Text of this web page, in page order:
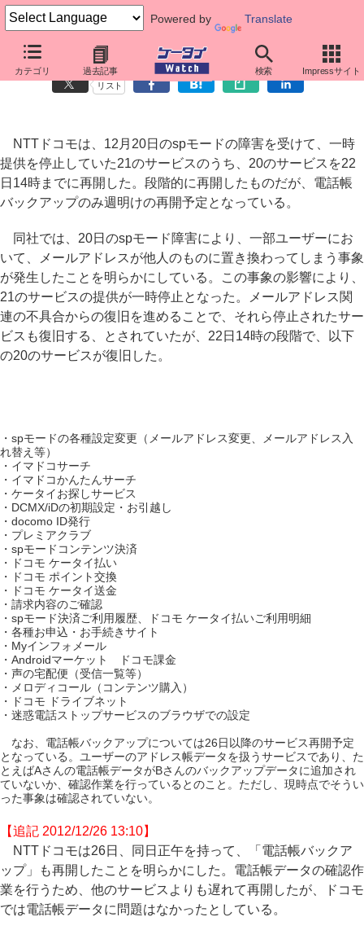
Powered by Translate
カテゴリ 過去記事 検索 Impressサイト
ドコモ、一時停止の関連サービスでほとんどが復旧
リスト
NTTドコモは、12月20日のspモードの障害を受けて、一時
提供を停止していた21のサービスのうち、20のサービスを22
日14時までに再開した。段階的に再開したものだが、電話帳
バックアップのみ週明けの再開予定となっている。
同社では、20日のspモード障害により、一部ユーザーにお
いて、メールアドレスが他人のものに置き換わってしまう事象
が発生したことを明らかにしている。この事象の影響により、
21のサービスの提供が一時停止となった。メールアドレス関
連の不具合からの復旧を進めることで、それら停止されたサー
ビスも復旧する、とされていたが、22日14時の段階で、以下
の20のサービスが復旧した。
・spモードの各種設定変更（メールアドレス変更、メールアドレス入
れ替え等）
・イマドコサーチ
・イマドコかんたんサーチ
・ケータイお探しサービス
・DCMX/iDの初期設定・お引越し
・docomo ID発行
・プレミアクラブ
・spモードコンテンツ決済
・ドコモ ケータイ払い
・ドコモ ポイント交換
・ドコモ ケータイ送金
・請求内容のご確認
・spモード決済ご利用履歴、ドコモ ケータイ払いご利用明細
・各種お申込・お手続きサイト
・Myインフォメール
・Androidマーケット ドコモ課金
・声の宅配便（受信一覧等）
・メロディコール（コンテンツ購入）
・ドコモ ドライブネット
・迷惑電話ストップサービスのブラウザでの設定
なお、電話帳バックアップについては26日以降のサービス再開予定
となっている。ユーザーのアドレス帳データを扱うサービスであり、た
とえばAさんの電話帳データがBさんのバックアップデータに追加され
ていないか、確認作業を行っているとのこと。ただし、現時点でそうい
った事象は確認されていない。
【追記 2012/12/26 13:10】
NTTドコモは26日、同日正午を持って、「電話帳バックア
ップ」も再開したことを明らかにした。電話帳データの確認作
業を行うため、他のサービスよりも遅れて再開したが、ドコモ
では電話帳データに問題はなかったとしている。